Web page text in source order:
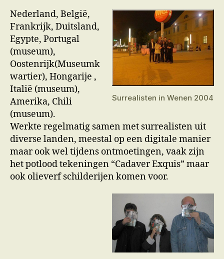
Surrealisten in Wenen 2004
Nederland, België,
Frankrijk, Duitsland,
Egypte, Portugal
(museum),
Oostenrijk(Museumk
wartier), Hongarije ,
Italië (museum),
Amerika, Chili
(museum).
Werkte regelmatig samen met surrealisten uit
diverse landen, meestal op een digitale manier
maar ook wel tijdens ontmoetingen, vaak zijn
het potlood tekeningen “Cadaver Exquis” maar
ook olieverf schilderijen komen voor.